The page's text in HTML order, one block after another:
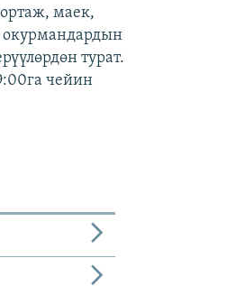
маек,
окурмандардын
турат.
чейин